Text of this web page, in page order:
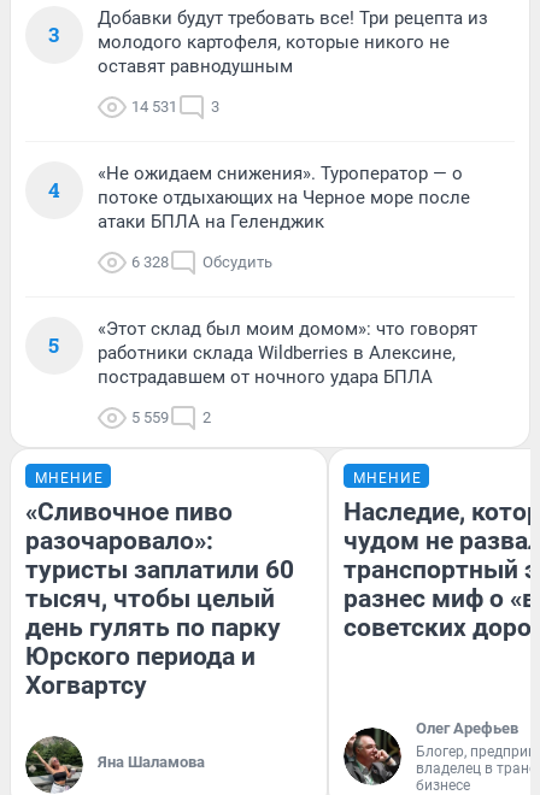
3
Добавки будут требовать все! Три рецепта из
молодого картофеля, которые никого не
оставят равнодушным
14 531 3
4
«Не ожидаем снижения». Туроператор — о
потоке отдыхающих на Черное море после
атаки БПЛА на Геленджик
6 328 Обсудить
5
«Этот склад был моим домом»: что говорят
работники склада Wildberries в Алексине,
пострадавшем от ночного удара БПЛА
5 559 2
МНЕНИЕ
«Сливочное пиво
разочаровало»:
туристы заплатили 60
тысяч, чтобы целый
день гулять по парку
Юрского периода и
Хогвартсу
Яна Шаламова
МНЕНИЕ
Наследие,
чудом не
транспортный
разнес миф о
советских
Олег Арефьев
Блогер,
владелец в
бизнесе